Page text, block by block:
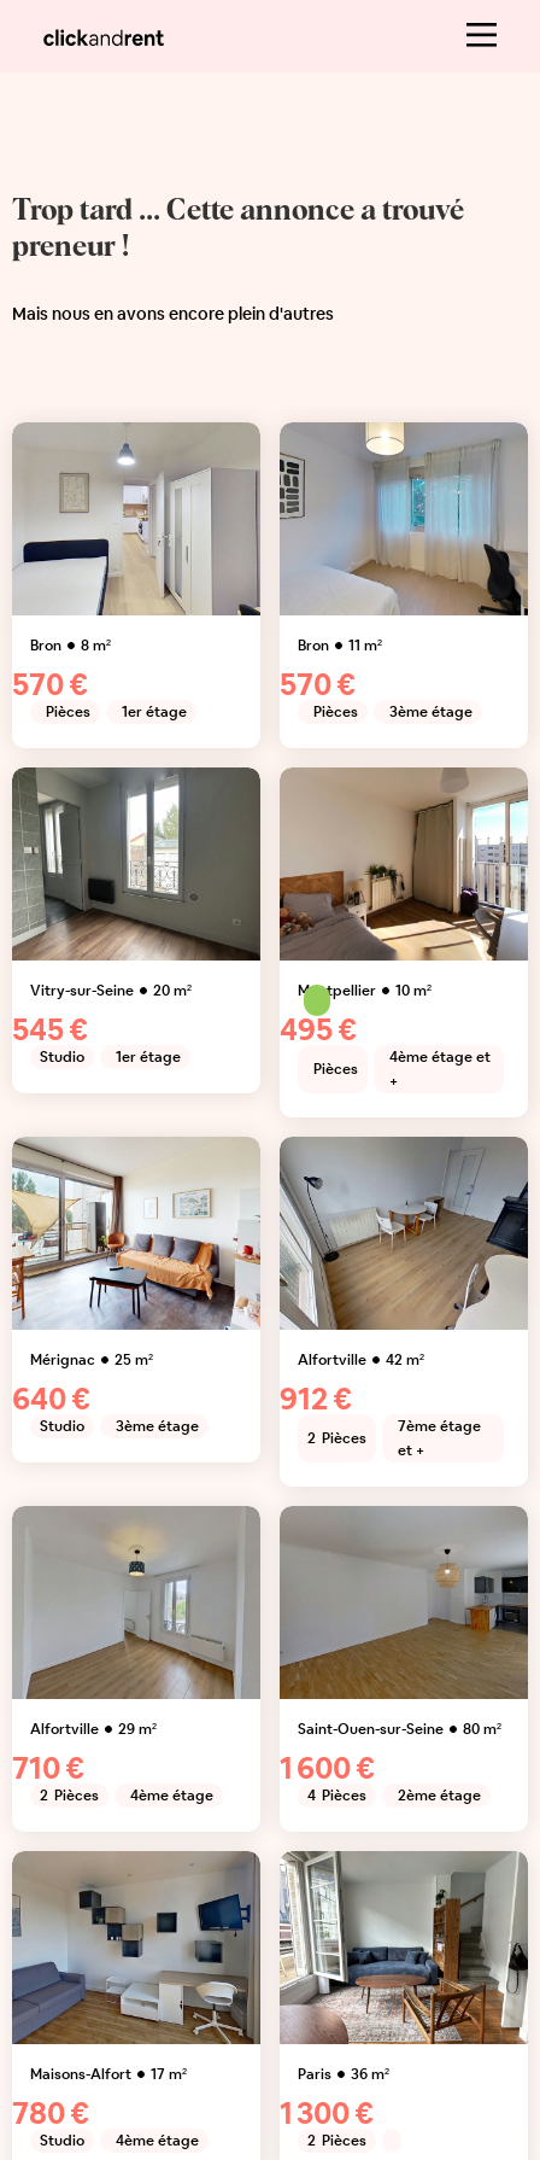
Trop tard ... Cette annonce a trouvé
preneur !
Mais nous en avons encore plein d'autres
Bron 8m²
570 €
Pièces 1er étage
Bron 11 m²
570 €
Pièces 3ème étage
Vitry-sur-Seine 20m²
545 €
Studio 1er étage
Montpellier 10m²
495 €
Pièces
4ème étage et
+
Mérignac 25m²
640 €
Studio 3ème étage
Alfortville 42m²
912 €
2 Pièces
7ème étage
et +
Alfortville 29m²
710 €
2 Pièces 4ème étage
Saint-Ouen-sur-Seine 80m²
1 600 €
4 Pièces 2ème étage
Maisons-Alfort 17m²
780 €
Studio 4ème étage
Paris 36m²
1 300 €
2 Pièces